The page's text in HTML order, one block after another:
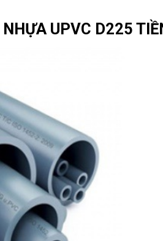
UPVC D225